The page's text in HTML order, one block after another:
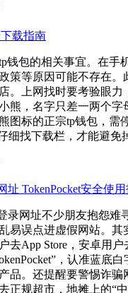
载指南
钱包的相关事宜。在手
策等原因可能不存在。
。上网找时要考验眼力
熊，名字只差一两个字
图标的正宗tp钱包，需
细找下载栏，才能避免
址 TokenPocket安全使
录网址不少朋友抱怨难
易误点进虚假网站。其
去App Store，安卓用
，认准蓝底
品。还提醒要警惕诈骗
正规超市，地摊上的“